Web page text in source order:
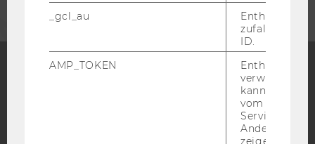
Blog
_gcl_au
Enthält eine
ID.
AMP_TOKEN
Enthält ein
verwendet
kann, um
vom AMP-
Service
Andere
zeigen Opt-